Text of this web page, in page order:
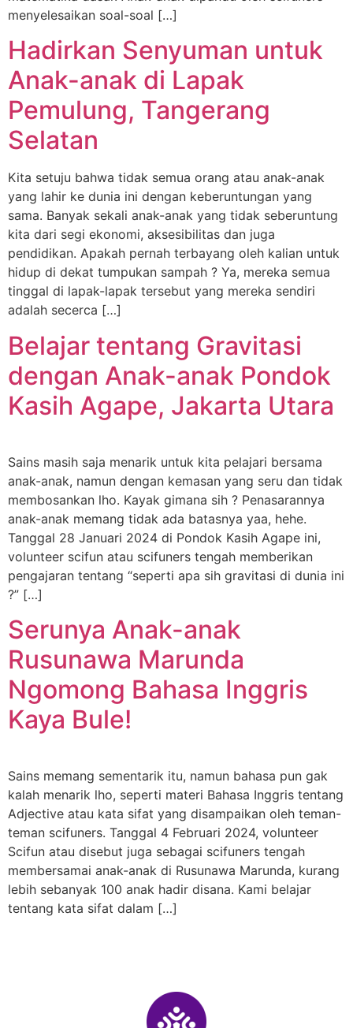
menyelesaikan soal-soal […]
Hadirkan Senyuman untuk
Anak-anak di Lapak
Pemulung, Tangerang
Selatan
Kita setuju bahwa tidak semua orang atau anak-anak
yang lahir ke dunia ini dengan keberuntungan yang
sama. Banyak sekali anak-anak yang tidak seberuntung
kita dari segi ekonomi, aksesibilitas dan juga
pendidikan. Apakah pernah terbayang oleh kalian untuk
hidup di dekat tumpukan sampah ? Ya, mereka semua
tinggal di lapak-lapak tersebut yang mereka sendiri
adalah secerca […]
Belajar tentang Gravitasi
dengan Anak-anak Pondok
Kasih Agape, Jakarta Utara
Sains masih saja menarik untuk kita pelajari bersama
anak-anak, namun dengan kemasan yang seru dan tidak
membosankan lho. Kayak gimana sih ? Penasarannya
anak-anak memang tidak ada batasnya yaa, hehe.
Tanggal 28 Januari 2024 di Pondok Kasih Agape ini,
volunteer scifun atau scifuners tengah memberikan
pengajaran tentang “seperti apa sih gravitasi di dunia ini
?” […]
Serunya Anak-anak
Rusunawa Marunda
Ngomong Bahasa Inggris
Kaya Bule!
Sains memang sementarik itu, namun bahasa pun gak
kalah menarik lho, seperti materi Bahasa Inggris tentang
Adjective atau kata sifat yang disampaikan oleh teman-
teman scifuners. Tanggal 4 Februari 2024, volunteer
Scifun atau disebut juga sebagai scifuners tengah
membersamai anak-anak di Rusunawa Marunda, kurang
lebih sebanyak 100 anak hadir disana. Kami belajar
tentang kata sifat dalam […]